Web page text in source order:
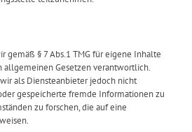
gemäß § 7 Abs.1 TMG für eigene Inhalte
allgemeinen Gesetzen verantwortlich.
als Diensteanbieter jedoch nicht
gespeicherte fremde Informationen zu
zu forschen, die auf eine